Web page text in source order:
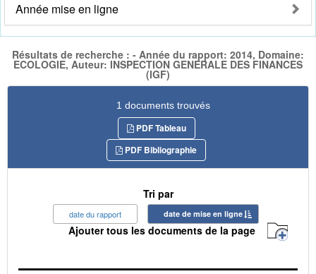
Année mise en ligne
Résultats de recherche : - Année du rapport: 2014, Domaine:
ECOLOGIE, Auteur: INSPECTION GENERALE DES FINANCES
(IGF)
1 documents trouvés
PDF Tableau
PDF Bibliographie
Tri par
date du rapport date de mise en ligne
Ajouter tous les documents de la page